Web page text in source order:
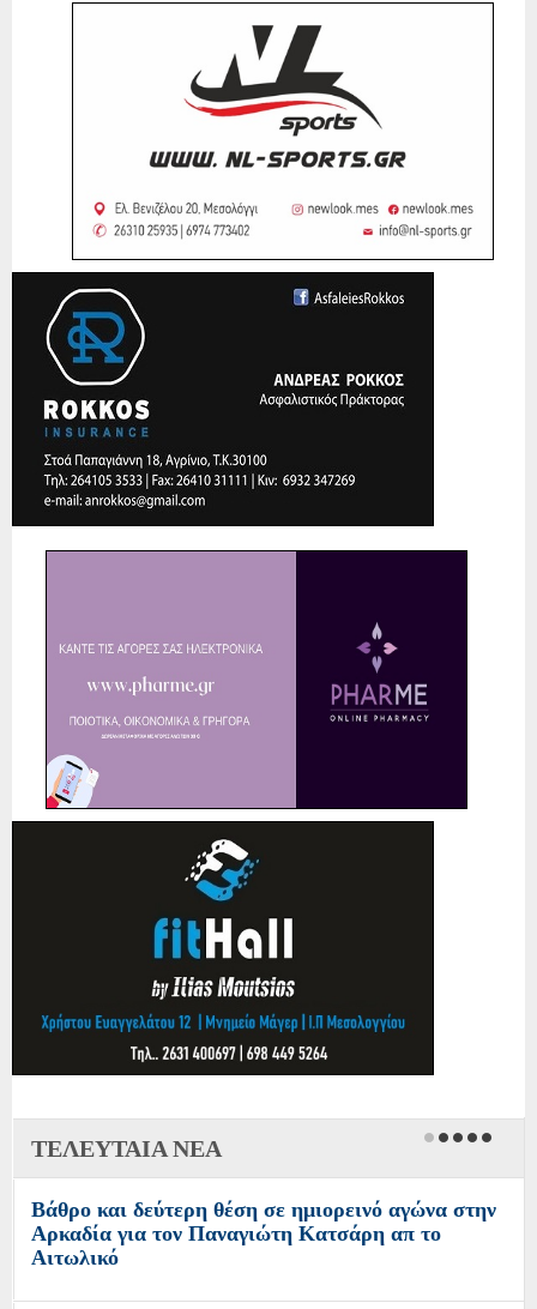
ΤΕΛΕΥΤΑΙΑ ΝΕΑ
Βάθρο και δεύτερη θέση σε ημιορεινό αγώνα στην
Αρκαδία για τον Παναγιώτη Κατσάρη απ το
Αιτωλικό